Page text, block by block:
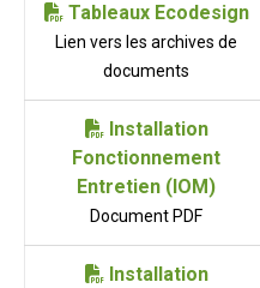
Tableaux Ecodesign
Lien vers les archives de
documents
Installation
Fonctionnement
Entretien (IOM)
Document PDF
Installation